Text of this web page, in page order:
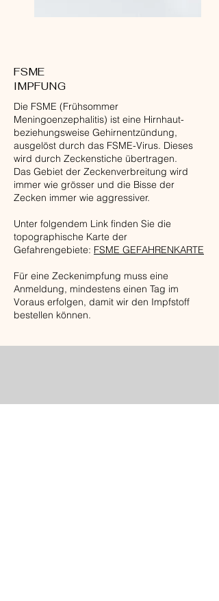
FSME
IMPFUNG
Die FSME (Frühsommer
Meningoenzephalitis) ist eine Hirnhaut-
beziehungsweise Gehirnentzündung,
ausgelöst durch das FSME-Virus. Dieses
wird durch Zeckenstiche übertragen.
Das Gebiet der Zeckenverbreitung wird
immer wie grösser und die Bisse der
Zecken immer wie aggressiver.
Unter folgendem Link finden Sie die
topographische Karte der
Gefahrengebiete: FSME GEFAHRENKARTE
Für eine Zeckenimpfung muss eine
Anmeldung, mindestens einen Tag im
Voraus erfolgen, damit wir den Impfstoff
bestellen können.